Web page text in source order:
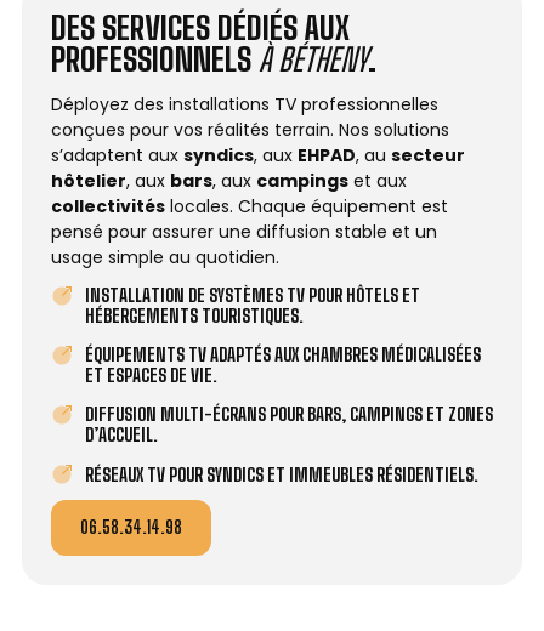
DES SERVICES DÉDIÉS AUX
PROFESSIONNELS À BÉTHENY.
Déployez des installations TV professionnelles
conçues pour vos réalités terrain. Nos solutions
s’adaptent aux syndics, aux EHPAD, au secteur
hôtelier, aux bars, aux campings et aux
collectivités locales. Chaque équipement est
pensé pour assurer une diffusion stable et un
usage simple au quotidien.
INSTALLATION DE SYSTÈMES TV POUR HÔTELS ET
HÉBERGEMENTS TOURISTIQUES.
ÉQUIPEMENTS TV ADAPTÉS AUX CHAMBRES MÉDICALISÉES
ET ESPACES DE VIE.
DIFFUSION MULTI-ÉCRANS POUR BARS, CAMPINGS ET ZONES
D’ACCUEIL.
RÉSEAUX TV POUR SYNDICS ET IMMEUBLES RÉSIDENTIELS.
06.58.34.14.98